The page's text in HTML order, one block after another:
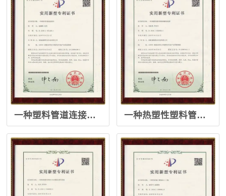
一种塑料管道连接管件 一种热塑性塑料管端部翻边装置